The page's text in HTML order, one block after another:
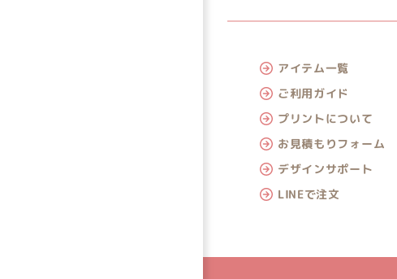
アイテム一覧
ご利用ガイド
プリントについて
お見積もりフォーム
デザインサポート
LINEで注文